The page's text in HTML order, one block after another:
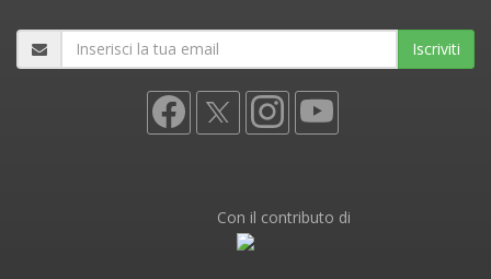
Iscriviti
Con il contributo di